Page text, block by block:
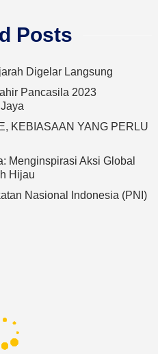
Posts
Digelar Langsung
Pancasila 2023
KEBIASAAN YANG PERLU
Menginspirasi Aksi Global
Hijau
Nasional Indonesia (PNI)